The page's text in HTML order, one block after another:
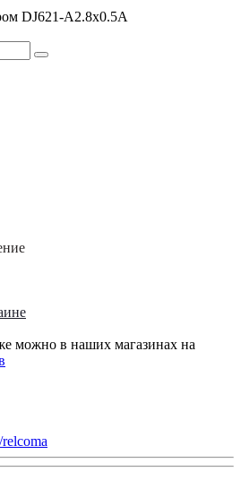
DJ621-A2.8x0.5A
можно в наших магазинах на